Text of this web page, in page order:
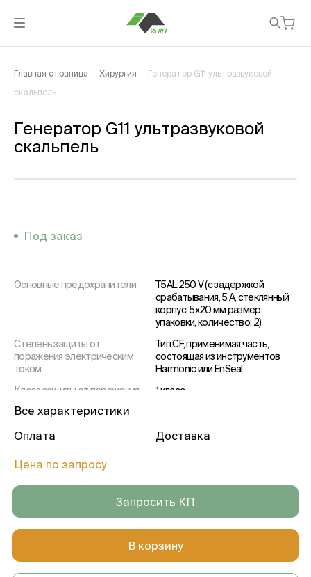
Главная страница Хирургия Генератор G11 ультразвуковой
скальпель
Генератор G11 ультразвуковой
скальпель
Под заказ
Основные предохранители
T5AL 250 V (с задержкой
срабатывания, 5 A, стеклянный
корпус, 5x20 мм размер
упаковки, количество: 2)
Степень защиты от
поражения электрическим
током
Тип CF, применимая часть,
состоящая из инструментов
Harmonic или EnSeal
Класс защиты от поражения
1 класс
Выходная мощность EnSeal
Макс. 100 В перемен. тока, RMS.
35 Ватт непрерывной
мощности
Относительная влажность
30% -75% без конденсации
Все характеристики
Цена по запросу
Оплата Доставка
Запросить КП
В корзину